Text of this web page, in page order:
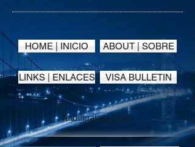
HOME | INICIO ABOUT | SOBRE
LINKS | ENLACES VISA BULLETIN
Immigration Links